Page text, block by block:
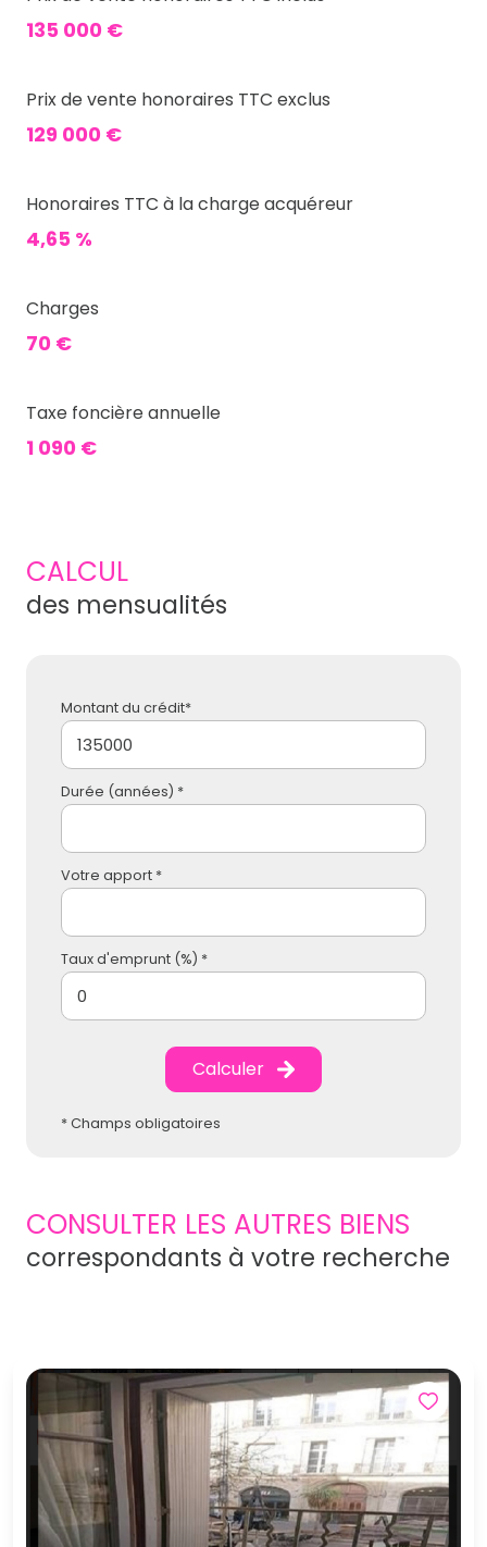
135 000 €
Prix de vente honoraires TTC exclus
129 000 €
Honoraires TTC à la charge acquéreur
4,65 %
Charges
70 €
Taxe foncière annuelle
1 090 €
CALCUL
des mensualités
Montant du crédit*
Durée (années) *
Votre apport *
Taux d'emprunt (%) *
Calculer
* Champs obligatoires
CONSULTER LES AUTRES BIENS
correspondants à votre recherche